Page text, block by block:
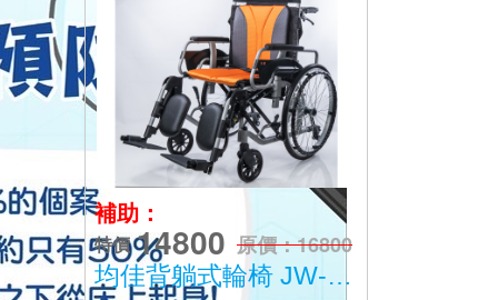
補助：
特價 14800 原價：16800
均佳背躺式輪椅 JW-020